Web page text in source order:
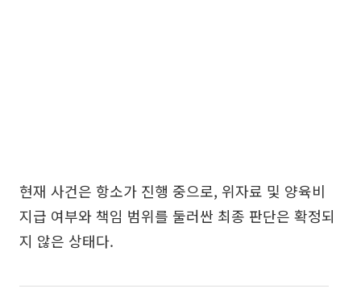
현재 사건은 항소가 진행 중으로, 위자료 및 양육비
지급 여부와 책임 범위를 둘러싼 최종 판단은 확정되
지 않은 상태다.